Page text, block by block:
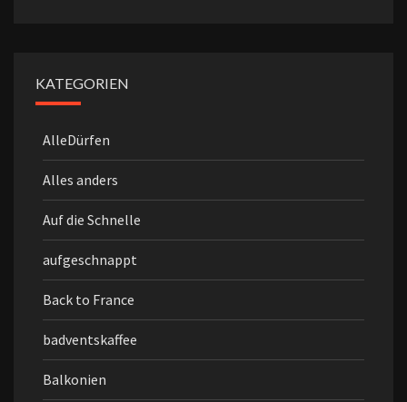
KATEGORIEN
AlleDürfen
Alles anders
Auf die Schnelle
aufgeschnappt
Back to France
badventskaffee
Balkonien